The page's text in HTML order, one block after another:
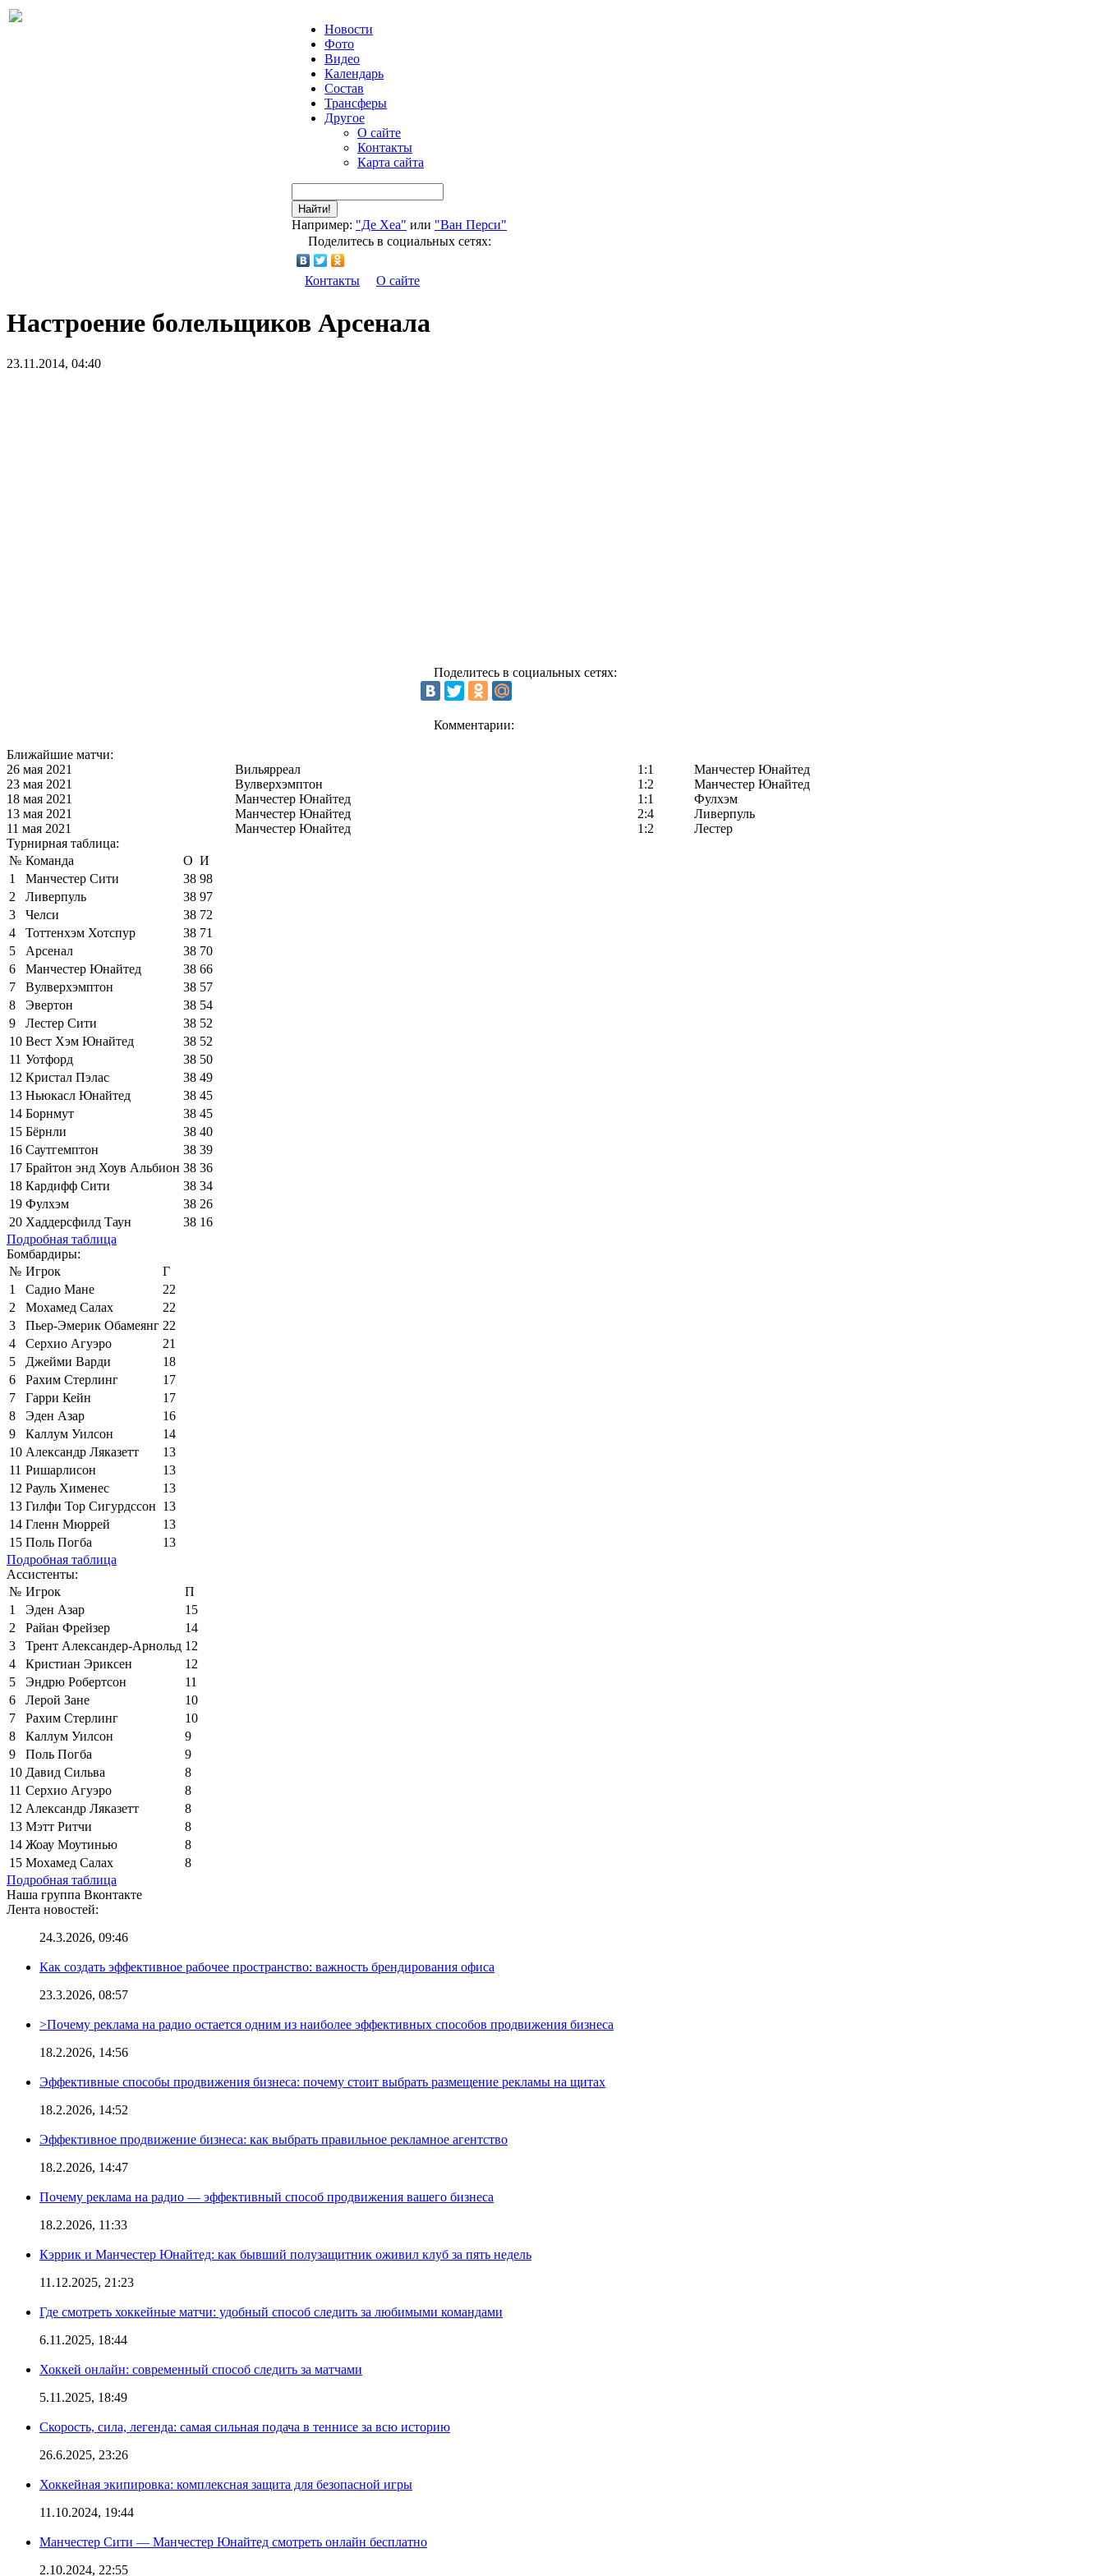
Новости
Фото
Видео
Календарь
Состав
Трансферы
Другое
О сайте
Контакты
Карта сайта
Найти!
Например: "Де Хеа" или "Ван Перси"
Поделитесь в социальных сетях:
Контакты О сайте
Настроение болельщиков Арсенала
23.11.2014, 04:40
Поделитесь в социальных сетях:
Комментарии:
Ближайшие матчи:
26 мая 2021
Вильярреал 1:1
Манчестер Юнайтед
23 мая 2021
Вулверхэмптон 1:2
Манчестер Юнайтед
18 мая 2021
Манчестер Юнайтед 1:1
Фулхэм
13 мая 2021
Манчестер Юнайтед 2:4
Ливерпуль
11 мая 2021
Манчестер Юнайтед 1:2
Лестер
Турнирная таблица:
№ Команда О И
1
Манчестер Сити 38 98
2
Ливерпуль 38 97
3
Челси 38 72
4
Тоттенхэм Хотспур 38 71
5
Арсенал 38 70
6
Манчестер Юнайтед 38 66
7
Вулверхэмптон 38 57
8
Эвертон 38 54
9
Лестер Сити 38 52
10 Вест Хэм Юнайтед 38 52
11 Уотфорд 38 50
12 Кристал Пэлас 38 49
13 Ньюкасл Юнайтед 38 45
14 Борнмут 38 45
15 Бёрнли 38 40
16 Саутгемптон 38 39
17 Брайтон энд Хоув Альбион 38 36
18 Кардифф Сити 38 34
19 Фулхэм 38 26
20 Хаддерсфилд Таун 38 16
Подробная таблица
Бомбардиры:
№ Игрок
Г
1
Садио Мане
22
2
Мохамед Салах
22
3
Пьер-Эмерик Обамеянг 22
4
Серхио Агуэро
21
5
Джейми Варди
18
6
Рахим Стерлинг
17
7
Гарри Кейн
17
8
Эден Азар
16
9
Каллум Уилсон
14
10 Александр Ляказетт
13
11 Ришарлисон
13
12 Рауль Хименес
13
13 Гилфи Тор Сигурдссон 13
14 Гленн Мюррей
13
15 Поль Погба
13
Подробная таблица
Ассистенты:
№ Игрок
П
1
Эден Азар
15
2
Райан Фрейзер
14
3
Трент Александер-Арнольд 12
4
Кристиан Эриксен
12
5
Эндрю Робертсон
11
6
Лерой Зане
10
7
Рахим Стерлинг
10
8
Каллум Уилсон
9
9
Поль Погба
9
10 Давид Сильва
8
11 Серхио Агуэро
8
12 Александр Ляказетт
8
13 Мэтт Ритчи
8
14 Жоау Моутинью
8
15 Мохамед Салах
8
Подробная таблица
Наша группа Вконтакте
Лента новостей:
24.3.2026, 09:46
Как создать эффективное рабочее пространство: важность брендирования офиса
23.3.2026, 08:57
>Почему реклама на радио остается одним из наиболее эффективных способов продвижения бизнеса
18.2.2026, 14:56
Эффективные способы продвижения бизнеса: почему стоит выбрать размещение рекламы на щитах
18.2.2026, 14:52
Эффективное продвижение бизнеса: как выбрать правильное рекламное агентство
18.2.2026, 14:47
Почему реклама на радио — эффективный способ продвижения вашего бизнеса
18.2.2026, 11:33
Кэррик и Манчестер Юнайтед: как бывший полузащитник оживил клуб за пять недель
11.12.2025, 21:23
Где смотреть хоккейные матчи: удобный способ следить за любимыми командами
6.11.2025, 18:44
Хоккей онлайн: современный способ следить за матчами
5.11.2025, 18:49
Скорость, сила, легенда: самая сильная подача в теннисе за всю историю
26.6.2025, 23:26
Хоккейная экипировка: комплексная защита для безопасной игры
11.10.2024, 19:44
Манчестер Сити — Манчестер Юнайтед смотреть онлайн бесплатно
2.10.2024, 22:55